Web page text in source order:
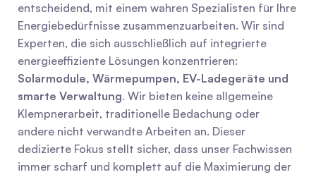
entscheidend, mit einem wahren Spezialisten für Ihre
Energiebedürfnisse zusammenzuarbeiten. Wir sind
Experten, die sich ausschließlich auf integrierte
Solarmodule, Wärmepumpen, EV-Ladegeräte und
smarte Verwaltung. Wir bieten keine allgemeine
Klempnerarbeit, traditionelle Bedachung oder
andere nicht verwandte Arbeiten an. Dieser
dedizierte Fokus stellt sicher, dass unser Fachwissen
immer scharf und komplett auf die Maximierung der